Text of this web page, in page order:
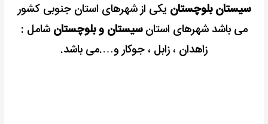
سیستان بلوچستان یکی از شهرهای استان جنوبی کشور
می باشد شهرهای استانسیستان و بلوچستان شامل :
زاهدان ، زابل ، جوکار و….می باشد.